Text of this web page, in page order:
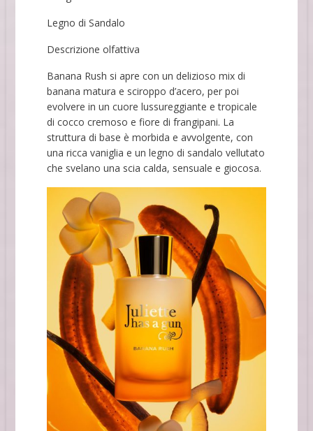
Legno di Sandalo
Descrizione olfattiva
Banana Rush si apre con un delizioso mix di
banana matura e sciroppo d’acero, per poi
evolvere in un cuore lussureggiante e tropicale
di cocco cremoso e fiore di frangipani. La
struttura di base è morbida e avvolgente, con
una ricca vaniglia e un legno di sandalo vellutato
che svelano una scia calda, sensuale e giocosa.